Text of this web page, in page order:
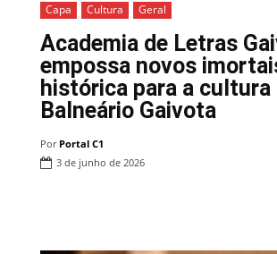
Capa
Cultura Geral
Academia de Letras
empossa novos
histórica para a cultura
Balneário Gaivota
Por Portal C1
3 de junho de 2026